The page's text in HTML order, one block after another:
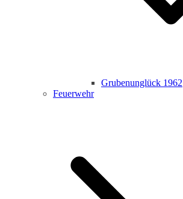
Grubenunglück 1962
Feuerwehr